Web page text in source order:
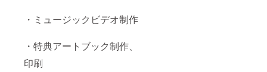
・ミュージックビデオ制作
・特典アートブック制作、
印刷